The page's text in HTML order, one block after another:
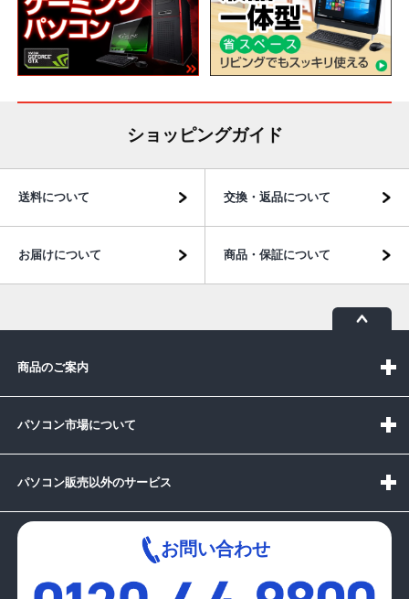
ショッピングガイド
送料について 交換・返品について
お届けについて 商品・保証について
商品のご案内
パソコン市場について
パソコン販売以外のサービス
お問い合わせ